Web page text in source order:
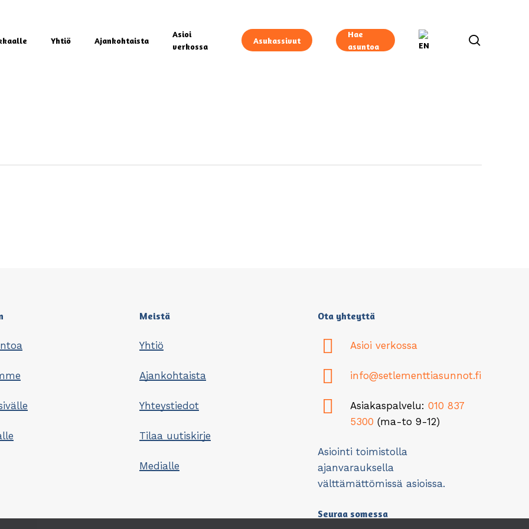
Yhtiö Ajankohtaista
Asioi
verkossa
Asukassivut
Hae
asuntoa
Meistä
Yhtiö
Ajankohtaista
Yhteystiedot
Tilaa uutiskirje
Medialle
Ota yhteyttä
Asioi verkossa
info@setlementtiasunnot.fi
Asiakaspalvelu: 010 837
5300 (ma-to 9-12)
Asiointi toimistolla
ajanvarauksella
välttämättömissä asioissa.
Seuraa somessa